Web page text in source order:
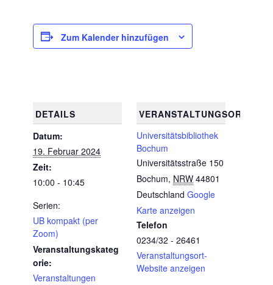
Zum Kalender hinzufügen
DETAILS
Datum:
19. Februar 2024
Zeit:
10:00 - 10:45
Serien:
UB kompakt (per
Zoom)
Veranstaltungskateg
orie:
Veranstaltungen
VERANSTALTUNGSORT
Universitätsbibliothek
Bochum
Universitätsstraße 150
Bochum, NRW 44801
Deutschland Google
Karte anzeigen
Telefon
0234/32 - 26461
Veranstaltungsort-
Website anzeigen